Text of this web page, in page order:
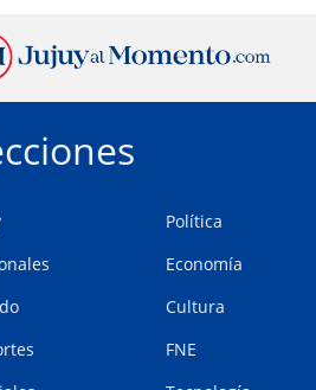
Política
Economía
Cultura
FNE